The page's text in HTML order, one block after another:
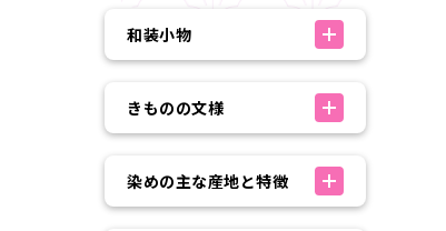
和装小物
きものの文様
染めの主な産地と特徴